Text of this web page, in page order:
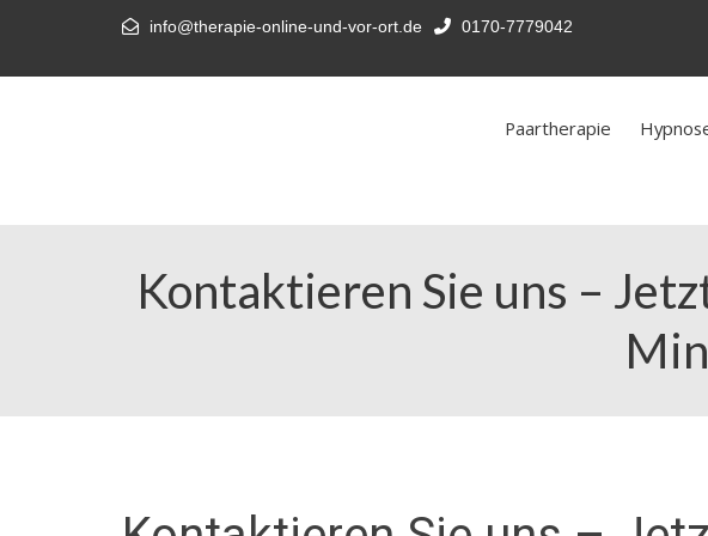
info@therapie-online-und-vor-ort.de 0170-7779042
Paartherapie
Kontaktieren Sie uns –